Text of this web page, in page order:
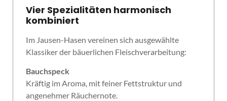
Vier Spezialitäten harmonisch
kombiniert
Im Jausen-Hasen vereinen sich ausgewählte
Klassiker der bäuerlichen Fleischverarbeitung:
Bauchspeck
Kräftig im Aroma, mit feiner Fettstruktur und
angenehmer Räuchernote.